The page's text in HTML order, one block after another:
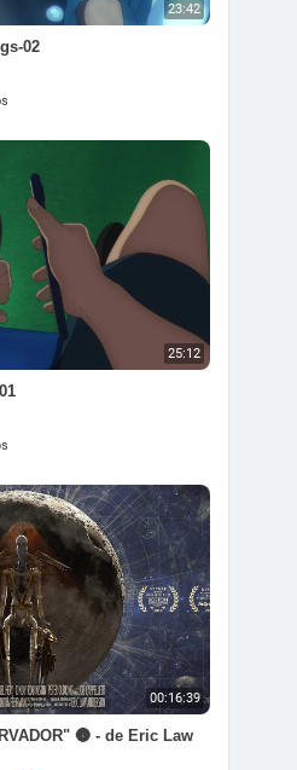
23:42
02
25:12
00:16:39
🌚 - de Eric Law